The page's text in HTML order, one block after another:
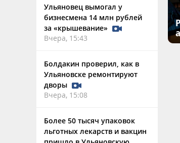
Ульяновец вымогал у
бизнесмена 14 млн рублей
за «крышевание»
Вчера, 15:43
Болдакин проверил, как в
Ульяновске ремонтируют
дворы
Вчера, 15:08
Более 50 тысяч упаковок
льготных лекарств и вакцин